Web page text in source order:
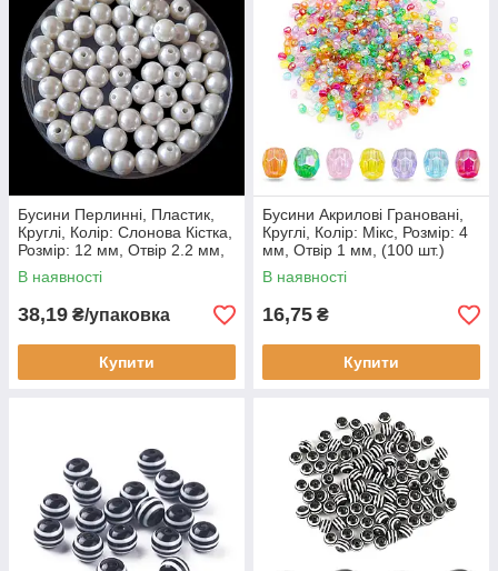
Бусини Перлинні, Пластик,
Круглі, Колір: Слонова Кістка,
Розмір: 12 мм, Отвір 2.2 мм,
(30 шт.)
В наявності
38,19 ₴/упаковка
Купити
Бусини Акрилові Грановані,
Круглі, Колір: Мікс, Розмір: 4
мм, Отвір 1 мм, (100 шт.)
В наявності
16,75 ₴
Купити